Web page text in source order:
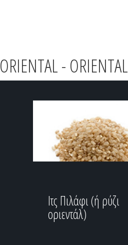
ORIENTAL - ORIENTAL
Ιτς Πιλάφι (ή ρύζι
οριεντάλ)